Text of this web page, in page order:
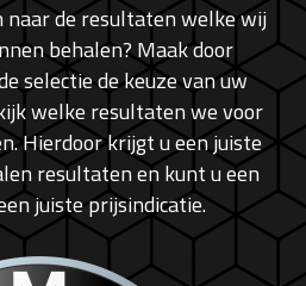
naar de resultaten welke wij
behalen? Maak door
selectie de keuze van uw
welke resultaten we voor
Hierdoor krijgt u een juiste
resultaten en kunt u een
juiste prijsindicatie.